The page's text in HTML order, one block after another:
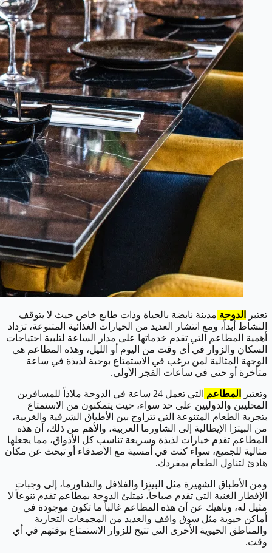
تعتبر الدوحة مدينة نابضة بالحياة وذات طابع خاص حيث لا يتوقف
النشاط أبداً، ومع انتشار العديد من الخيارات الغذائية المتنوعة، تزداد
أهمية المطاعم التي تقدم خدماتها على مدار الساعة لتلبية احتياجات
السكان والزوار في أي وقت من اليوم أو الليل، وهذه المطاعم هي
الوجهة المثالية لمن يرغب في الاستمتاع بوجبة لذيذة في ساعة
متأخرة أو حتى في ساعات الفجر الأولى.
وتعتبر المطاعم
التي تعمل 24 ساعة في الدوحة ملاذاً للمسافرين
المحليين والدوليين على حد سواء، حيث يتمكنون من الاستمتاع
بتجربة الطعام المتنوعة التي تتراوح بين الأطباق الشرقية والغربية،
من البيتزا الإيطالية إلى الشاورما العربية، والأهم من ذلك، أن هذه
المطاعم تقدم خيارات لذيذة وسريعة تناسب كل الأذواق، مما يجعلها
مثالية للجميع، سواء كنت في أمسية مع الأصدقاء أو تبحث عن مكان
هادئ لتناول الطعام بمفردك.
ومن الأطباق الشهيرة مثل البيتزا والفلافل والشاورما، إلى وجبات
الإفطار الغنية التي تقدم صباحاً، تمتلئ الدوحة بمطاعم تقدم تنوعاً لا
مثيل له، وناهيك عن أن هذه المطاعم غالباً ما تكون موجودة في
أماكن حيوية مثل سوق واقف والعديد من المجمعات التجارية
والمناطق الحيوية الأخرى التي تتيح للزوار الاستمتاع بوقتهم في أي
وقت.